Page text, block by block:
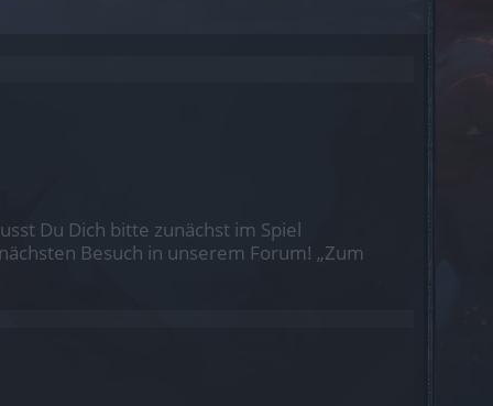
Du Dich bitte zunächst im Spiel
Besuch in unserem Forum! „Zum